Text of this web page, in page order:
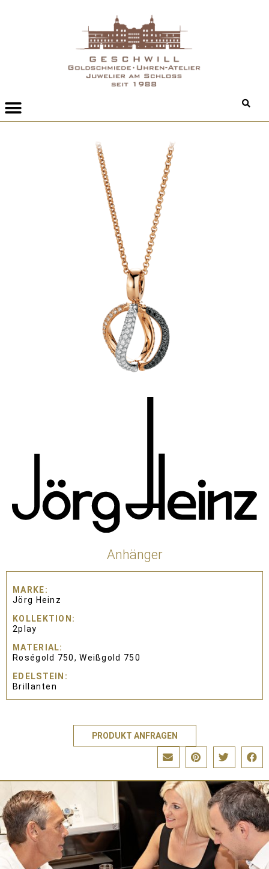
Anhänger
MARKE
Jörg Heinz
KOLLEKTION
2play
MATERIAL
Roségold 750, Weißgold 750
EDELSTEIN
Brillanten
PRODUKT ANFRAGEN